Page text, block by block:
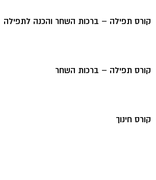
קורס תפילה – ברכות השחר והכנה לתפילה
קורס תפילה – ברכות השחר
קורס חינוך